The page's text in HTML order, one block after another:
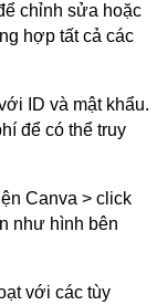
chỉnh sửa hoặc
hợp tất cả các
ID và mật khẩu.
để có thể truy
Canva > click
như hình bên
với các tùy